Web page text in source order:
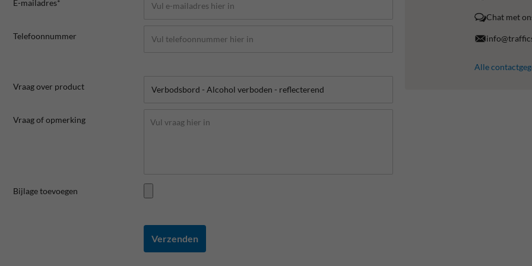
E-mailadres*
Telefoonnummer
Vraag over product
Vraag of opmerking
Bijlage toevoegen
Verzenden
Chat met
Alle